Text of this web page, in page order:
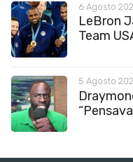
6 Agosto
LeBron
Team
5 Agosto